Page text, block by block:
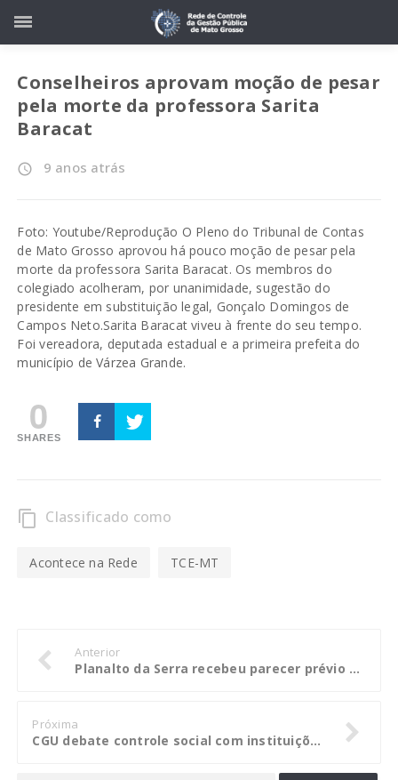
Conselheiros aprovam moção de pesar
pela morte da professora Sarita
Baracat
access_time 9 anos atrás
Foto: Youtube/Reprodução O Pleno do Tribunal de Contas
de Mato Grosso aprovou há pouco moção de pesar pela
morte da professora Sarita Baracat. Os membros do
colegiado acolheram, por unanimidade, sugestão do
presidente em substituição legal, Gonçalo Domingos de
Campos Neto.Sarita Baracat viveu à frente do seu tempo.
Foi vereadora, deputada estadual e a primeira prefeita do
município de Várzea Grande.
0
SHARES
content_copy Classificado como
Acontece na Rede TCE-MT
Anterior
Planalto da Serra recebeu parecer prévio contrário à aprovação das contas
Próxima
CGU debate controle social com instituições da sociedade civil